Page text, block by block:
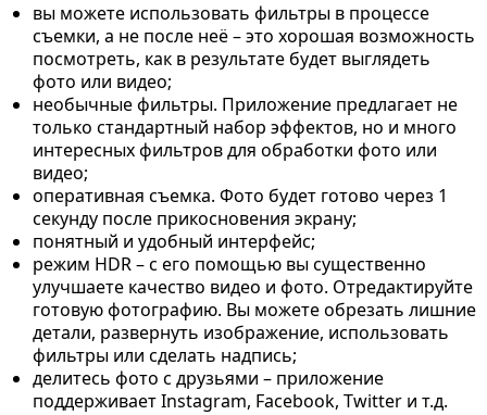
вы можете использовать фильтры в процессе
съемки, а не после неё – это хорошая возможность
посмотреть, как в результате будет выглядеть
фото или видео;
необычные фильтры. Приложение предлагает не
только стандартный набор эффектов, но и много
интересных фильтров для обработки фото или
видео;
оперативная съемка. Фото будет готово через 1
секунду после прикосновения экрану;
понятный и удобный интерфейс;
режим HDR – с его помощью вы существенно
улучшаете качество видео и фото. Отредактируйте
готовую фотографию. Вы можете обрезать лишние
детали, развернуть изображение, использовать
фильтры или сделать надпись;
делитесь фото с друзьями – приложение
поддерживает Instagram, Facebook, Twitter и т.д.